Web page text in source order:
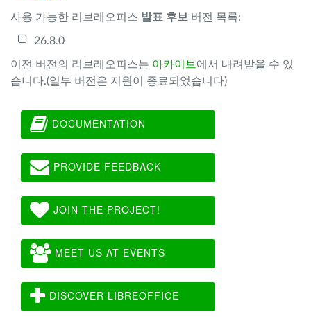
사용 가능한 리브레오피스 발표 후보 버전 목록:
26.8.0
이전 버전의 리브레오피스는 아카이브 에서 내려받을 수 있
습니다.(일부 버전은 지원이 종료되었습니다)
DOCUMENTATION
PROVIDE FEEDBACK
JOIN THE PROJECT!
MEET US AT EVENTS
DISCOVER LIBREOFFICE